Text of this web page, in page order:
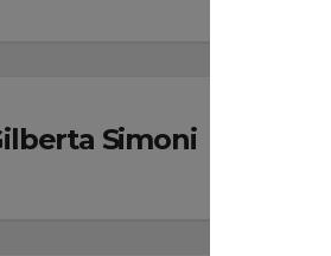
Simoni